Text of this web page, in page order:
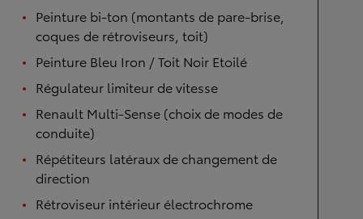
Peinture bi-ton (montants de pare-brise,
coques de rétroviseurs, toit)
Peinture Bleu Iron / Toit Noir Etoilé
Régulateur limiteur de vitesse
Renault Multi-Sense (choix de modes de
conduite)
Répétiteurs latéraux de changement de
direction
Rétroviseur intérieur électrochrome